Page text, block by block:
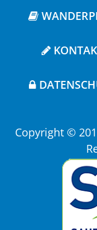
Copyright ©